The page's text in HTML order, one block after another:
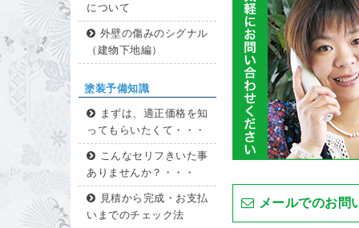
について
外壁の傷みのシグナル
（建物下地編）
塗装予備知識
まずは、適正価格を知
ってもらいたくて・・・
こんなセリフきいた事
ありませんか？・・・
見積から完成・お支払
いまでのチェック法
メールでのお問